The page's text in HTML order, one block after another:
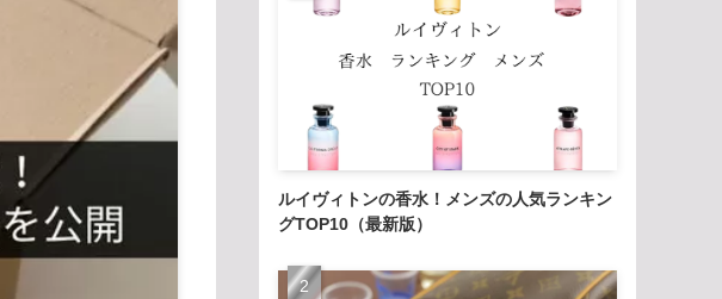
ルイヴィトンの香水！メンズの人気ランキン
グTOP10（最新版）